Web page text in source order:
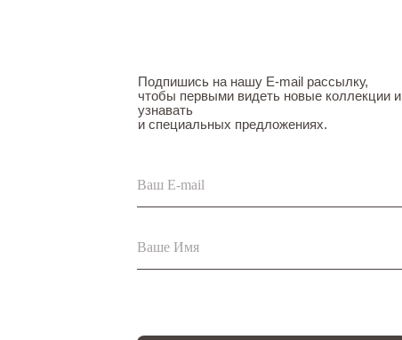
Подпишись на нашу E-mail рассылку,
чтобы первыми видеть новые коллекции и
узнавать
и специальных предложениях.